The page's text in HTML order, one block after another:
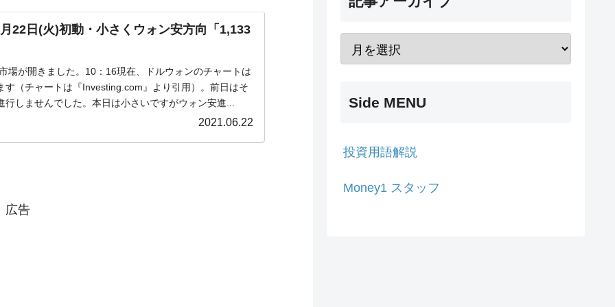
22日(火)初動・小さくウォン安方向「1,133
場が開きました。10：16現在、ドルウォンのチャートは
す（チャートは『Investing.com』より引用）。前日はそ
しませんでした。本日は小さいですがウォン安進...
2021.06.22
広告
Side MENU
投資用語解説
Money1 スタッフ